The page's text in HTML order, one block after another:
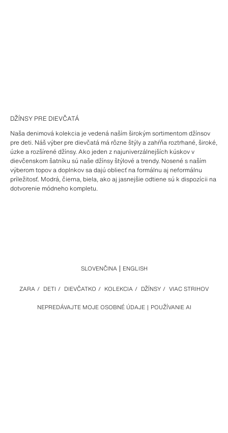
DŽÍNSY PRE DIEVČATÁ
Naša denimová kolekcia je vedená naším širokým sortimentom džínsov
pre deti. Náš výber pre dievčatá má rôzne štýly a zahŕňa roztrhané, široké,
úzke a rozšírené džínsy. Ako jeden z najuniverzálnejších kúskov v
dievčenskom šatníku sú naše džínsy štýlové a trendy. Nosené s naším
výberom topov a doplnkov sa dajú obliecť na formálnu aj neformálnu
príležitosť. Modrá, čierna, biela, ako aj jasnejšie odtiene sú k dispozícii na
dotvorenie módneho kompletu.
NEPREDÁVAJTE MOJE OSOBNÉ ÚDAJE POUŽÍVANIE AI
ZARA / DETI / DIEVČATKO / KOLEKCIA / DŽÍNSY / VIAC STRIHOV
SLOVENČINA ENGLISH